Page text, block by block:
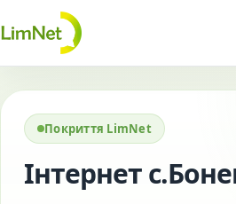
Перейти до контенту
Покриття LimNet
Інтернет